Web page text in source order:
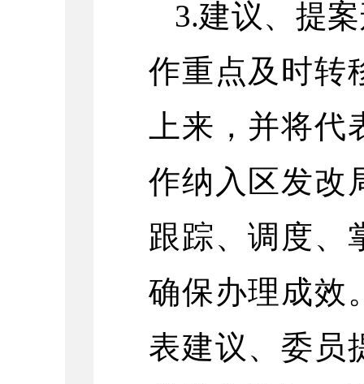
3.建议、提
作重点及时转
上来，并将
作纳入区发改
跟踪、调度、
确保办理成效
表建议、委员